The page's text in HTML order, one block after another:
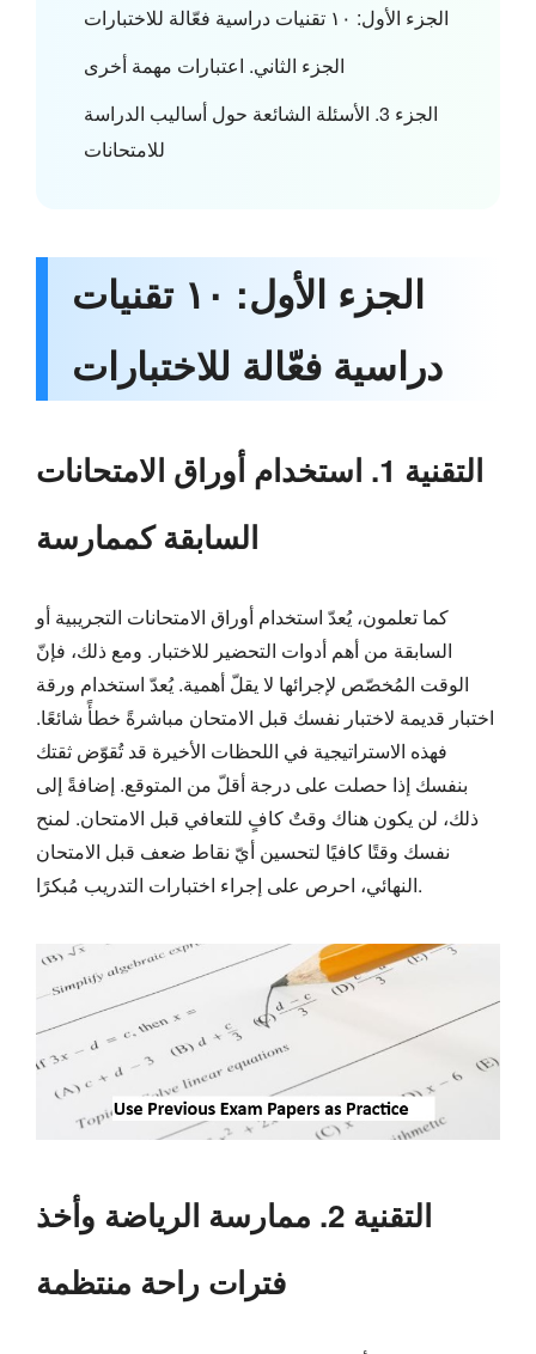
الجزء الأول: ١٠ تقنيات دراسية فعّالة للاختبارات
الجزء الثاني. اعتبارات مهمة أخرى
الجزء 3. الأسئلة الشائعة حول أساليب الدراسة
للامتحانات
الجزء الأول: ١٠ تقنيات
دراسية فعّالة للاختبارات
التقنية 1. استخدام أوراق الامتحانات
السابقة كممارسة
كما تعلمون، يُعدّ استخدام أوراق الامتحانات التجريبية أو
السابقة من أهم أدوات التحضير للاختبار. ومع ذلك، فإنّ
الوقت المُخصّص لإجرائها لا يقلّ أهمية. يُعدّ استخدام ورقة
اختبار قديمة لاختبار نفسك قبل الامتحان مباشرةً خطأً شائعًا.
فهذه الاستراتيجية في اللحظات الأخيرة قد تُقوّض ثقتك
بنفسك إذا حصلت على درجة أقلّ من المتوقع. إضافةً إلى
ذلك، لن يكون هناك وقتٌ كافٍ للتعافي قبل الامتحان. لمنح
نفسك وقتًا كافيًا لتحسين أيّ نقاط ضعف قبل الامتحان
النهائي، احرص على إجراء اختبارات التدريب مُبكرًا.
التقنية 2. ممارسة الرياضة وأخذ
فترات راحة منتظمة